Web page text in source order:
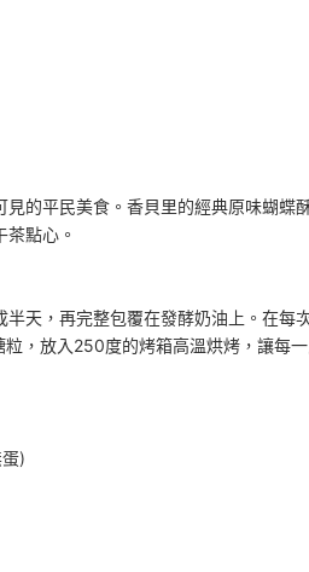
的平民美食。香貝里的經典原味蝴
點心。
天，再完整包覆在發酵奶油上。在
，放入250度的烤箱高溫烘烤，讓每
)